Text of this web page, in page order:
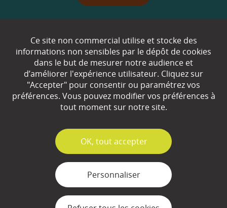
Partenaires
Espace Presse
Plan du site
Mentions légales
Ce site non commercial utilise et stocke des
informations non sensibles par le dépôt de cookies
dans le but de mesurer notre audience et
d’améliorer l'expérience utilisateur. Cliquez sur
"Accepter" pour consentir ou paramétrez vos
préférences. Vous pouvez modifier vos préférences à
tout moment sur notre site.
✓
OK, tout accepter
Personnaliser